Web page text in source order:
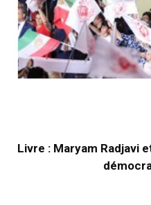
Livre : Maryam Radjavi